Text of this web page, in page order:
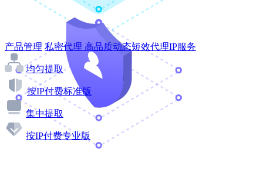
产品管理 私密代理 高品质动态短效代理IP服务
均匀提取
按IP付费标准版
集中提取
按IP付费专业版